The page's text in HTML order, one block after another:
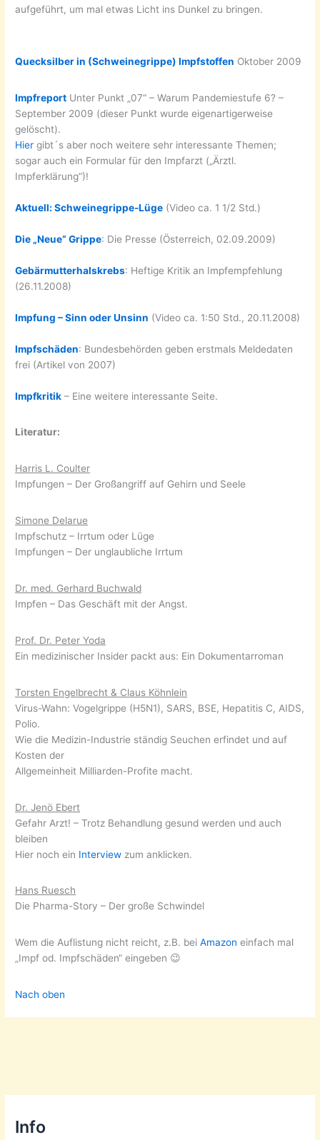
aufgeführt, um mal etwas Licht ins Dunkel zu bringen.
Quecksilber in (Schweinegrippe) Impfstoffen Oktober 2009
Impfreport Unter Punkt „07“ – Warum Pandemiestufe 6? –
September 2009 (dieser Punkt wurde eigenartigerweise
gelöscht).
Hier gibt´s aber noch weitere sehr interessante Themen;
sogar auch ein Formular für den Impfarzt („Ärztl.
Impferklärung“)!
Aktuell: Schweinegrippe-Lüge (Video ca. 1 1/2 Std.)
Die „Neue“ Grippe: Die Presse (Österreich, 02.09.2009)
Gebärmutterhalskrebs: Heftige Kritik an Impfempfehlung
(26.11.2008)
Impfung – Sinn oder Unsinn (Video ca. 1:50 Std., 20.11.2008)
Impfschäden: Bundesbehörden geben erstmals Meldedaten
frei (Artikel von 2007)
Impfkritik – Eine weitere interessante Seite.
Literatur:
Harris L. Coulter
Impfungen – Der Großangriff auf Gehirn und Seele
Simone Delarue
Impfschutz – Irrtum oder Lüge
Impfungen – Der unglaubliche Irrtum
Dr. med. Gerhard Buchwald
Impfen – Das Geschäft mit der Angst.
Prof. Dr. Peter Yoda
Ein medizinischer Insider packt aus: Ein Dokumentarroman
Torsten Engelbrecht & Claus Köhnlein
Virus-Wahn: Vogelgrippe (H5N1), SARS, BSE, Hepatitis C, AIDS,
Polio.
Wie die Medizin-Industrie ständig Seuchen erfindet und auf
Kosten der
Allgemeinheit Milliarden-Profite macht.
Dr. Jenö Ebert
Gefahr Arzt! – Trotz Behandlung gesund werden und auch
bleiben
Hier noch ein Interview zum anklicken.
Hans Ruesch
Die Pharma-Story – Der große Schwindel
Wem die Auflistung nicht reicht, z.B. beiAmazon einfach mal
„Impf od. Impfschäden“ eingeben 😉
Nach oben
Info